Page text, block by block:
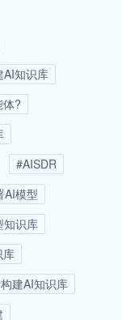
AI知识库
?
#AISDR
AI模型
知识库
库
建AI知识库